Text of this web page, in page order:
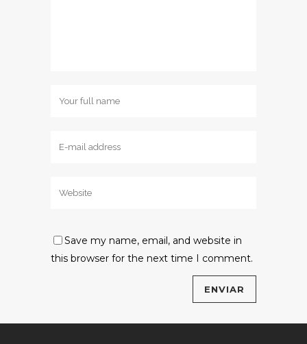
Save my name, email, and website in
this browser for the next time I comment.